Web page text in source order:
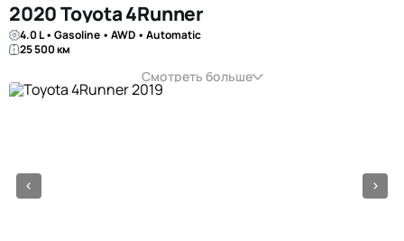
2020 Toyota 4Runner
4.0 L • Gasoline • AWD • Automatic
25 500 км
Смотреть больше